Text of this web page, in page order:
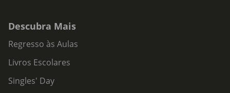
Descubra Mais
Regresso às Aulas
Livros Escolares
Singles' Day